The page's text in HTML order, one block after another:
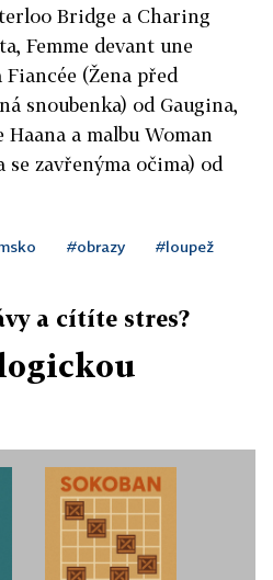
Bridge a Charing
Femme devant une
(Žena před
snoubenka) od Gaugina,
a malbu Woman
se zavřenýma očima) od
#obrazy #loupež
a cítíte stres?